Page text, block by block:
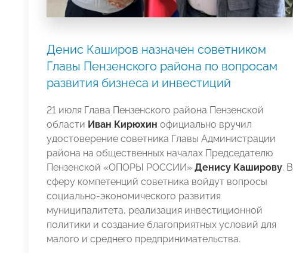
Денис Каширов назначен советником
Главы Пензенского района по вопросам
развития бизнеса и инвестиций
21 июля Глава Пензенского района Пензенской
области Иван Кирюхин официально вручил
удостоверение советника Главы Администрации
района на общественных началах Председателю
Пензенской «ОПОРЫ РОССИИ» Денису Каширову. В
сферу компетенций советника войдут вопросы
социально-экономического развития
муниципалитета, реализация инвестиционной
политики и создание благоприятных условий для
малого и среднего предпринимательства.